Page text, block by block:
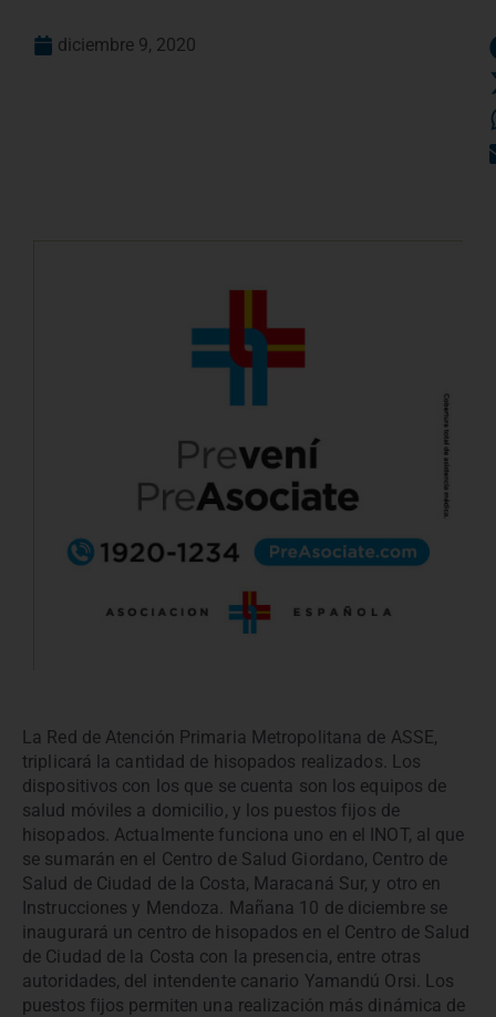
diciembre 9, 2020
La Red de Atención Primaria Metropolitana de ASSE,
triplicará la cantidad de hisopados realizados. Los
dispositivos con los que se cuenta son los equipos de
salud móviles a domicilio, y los puestos fijos de
hisopados. Actualmente funciona uno en el INOT, al que
se sumarán en el Centro de Salud Giordano, Centro de
Salud de Ciudad de la Costa, Maracaná Sur, y otro en
Instrucciones y Mendoza. Mañana 10 de diciembre se
inaugurará un centro de hisopados en el Centro de Salud
de Ciudad de la Costa con la presencia, entre otras
autoridades, del intendente canario Yamandú Orsi. Los
puestos fijos permiten una realización más dinámica de